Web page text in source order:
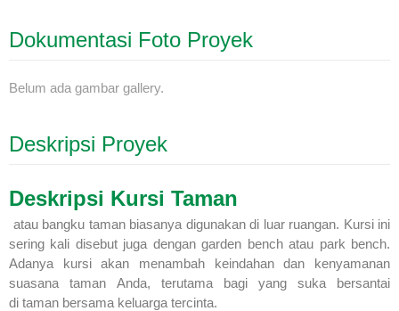
Dokumentasi Foto Proyek
Belum ada gambar gallery.
Deskripsi Proyek
Deskripsi Kursi Taman
atau bangku taman biasanya digunakan di luar ruangan. Kursi ini
sering kali disebut juga dengan garden bench atau park bench.
Adanya kursi akan menambah keindahan dan kenyamanan
suasana taman Anda, terutama bagi yang suka bersantai
di taman bersama keluarga tercinta.